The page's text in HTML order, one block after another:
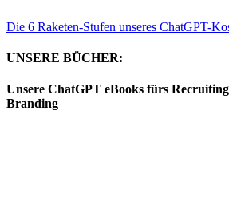
Die 6 Raketen-Stufen unseres ChatGPT-
UNSERE BÜCHER:
Unsere ChatGPT eBooks fürs
Branding